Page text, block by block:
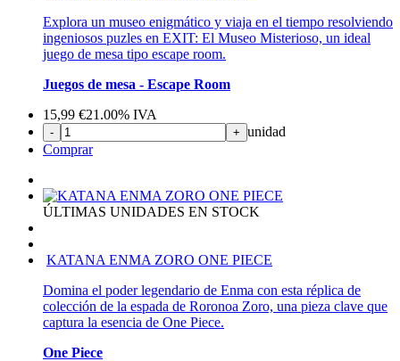
Explora un museo enigmático y viaja en el tiempo resolviendo
ingeniosos puzles en EXIT: El Museo Misterioso, un ideal
juego de mesa tipo escape room.
Juegos de mesa - Escape Room
15,99 €21.00% IVA
- + unidad
Comprar
ÚLTIMAS UNIDADES EN STOCK
KATANA ENMA ZORO ONE PIECE
Domina el poder legendario de Enma con esta réplica de
colección de la espada de Roronoa Zoro, una pieza clave que
captura la esencia de One Piece.
One Piece